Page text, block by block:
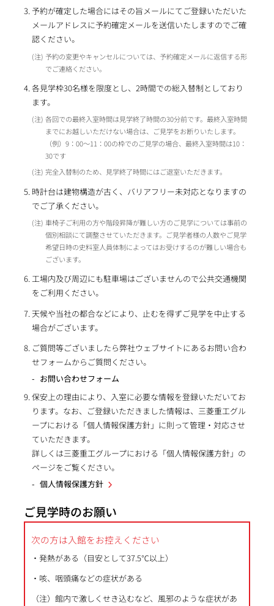
予約が確定した場合にはその旨メールにてご登録いただいた
メールアドレスに予約確定メールを送信いたしますのでご確
認ください。
予約の変更やキャンセルについては、予約確定メールに返信する形
でご連絡ください。
各見学枠30名様を限度とし、2時間での総入替制としており
ます。
各回での最終入室時間は見学終了時間の30分前です。最終入室時間
までにお越しいただけない場合は、ご見学をお断りいたします。
（例）9：00～11：00の枠でのご見学の場合、最終入室時間は10：
30です
完全入替制のため、見学終了時間にはご退室いただきます。
時計台は建物構造が古く、バリアフリー未対応となりますの
でご了承ください。
車椅子ご利用の方や階段昇降が難しい方のご見学については事前の
個別相談にて調整させていただきます。ご見学者様の人数やご見学
希望日時の史料室人員体制によってはお受けするのが難しい場合も
ございます。
工場内及び周辺にも駐車場はございませんので公共交通機関
をご利用ください。
天候や当社の都合などにより、止むを得ずご見学を中止する
場合がございます。
ご質問等ございましたら弊社ウェブサイトにあるお問い合わ
せフォームからご質問ください。
お問い合わせフォーム
保安上の理由により、入室に必要な情報を登録いただいてお
ります。なお、ご登録いただきました情報は、三菱重工グル
ープにおける「個人情報保護方針」に則って管理・対応させ
ていただきます。
詳しくは三菱重工グループにおける「個人情報保護方針」の
ページをご覧ください。
個人情報保護方針
ご見学時のお願い
次の方は入館をお控えください
・発熱がある（目安として37.5℃以上）
・咳、咽頭痛などの症状がある
（注）館内で激しくせき込むなど、風邪のような症状があ